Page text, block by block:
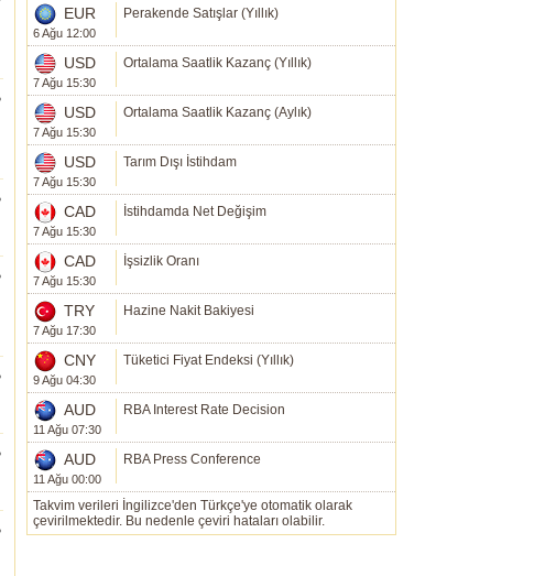
EUR
6 Ağu 12:00
Perakende Satışlar (Yıllık)
USD
7 Ağu 15:30
Ortalama Saatlik Kazanç (Yıllık)
USD
7 Ağu 15:30
Ortalama Saatlik Kazanç (Aylık)
USD
7 Ağu 15:30
Tarım Dışı İstihdam
CAD
7 Ağu 15:30
İstihdamda Net Değişim
CAD
7 Ağu 15:30
İşsizlik Oranı
TRY
7 Ağu 17:30
Hazine Nakit Bakiyesi
CNY
9 Ağu 04:30
Tüketici Fiyat Endeksi (Yıllık)
AUD
11 Ağu 07:30
RBA Interest Rate Decision
AUD
11 Ağu 00:00
RBA Press Conference
Takvim verileri İngilizce'den Türkçe'ye otomatik olarak
çevirilmektedir. Bu nedenle çeviri hataları olabilir.